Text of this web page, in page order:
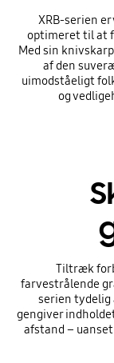
XRB-serien
optimeret til at
Med sin
af den
uimodståeligt
og
Tiltræk
farvestrålende
serien tydelig
gengiver
afstand –